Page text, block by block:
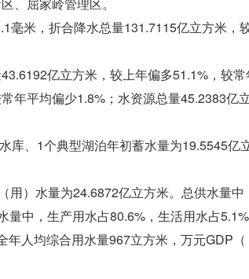
毫米，折合降水总量131.7115亿立方米，
亿立方米，较上年偏多51.1%，较
年平均偏少1.8%；水资源总量45.2383亿
库、1个典型湖泊年初蓄水量为19.5545亿
用）水量为24.6872亿立方米。总供水量
中，生产用水占80.6%，生活用水占
年人均综合用水量967立方米，万元GDP